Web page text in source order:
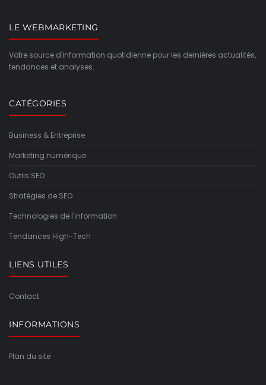
LE WEBMARKETING
Votre source d'information quotidienne pour les dernières actualités,
tendances et analyses.
CATÉGORIES
Business & Entreprise
Marketing numérique
Outils SEO
Stratégies de SEO
Technologies de l'information
Tendances High-Tech
LIENS UTILES
Contact
INFORMATIONS
Plan du site